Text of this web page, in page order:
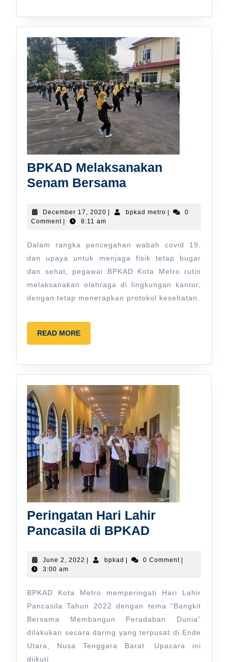
BPKAD Melaksanakan
Senam BersamaBPKAD
Senam
December 17, 2020 Decemberbpkad metrobpkad0
Comment
8:11 am
Dalam rangka pencegahan wabah covid 19,
dan upaya untuk menjaga fisik tetap bugar
dan sehat, pegawai BPKAD Kota Metro rutin
melaksanakan olahraga di lingkungan kantor,
dengan tetap menerapkan protokol kesehatan.
READ MOREREAD
MORE
Peringatan Hari Lahir
Pancasila di BPKAD
Lahir
di
BPKAD
June 2, 2022 June
bpkad bpkad0 Comment
3:00 am
BPKAD Kota Metro memperingati Hari Lahir
Pancasila Tahun 2022 dengan tema “Bangkit
Bersama Membangun Peradaban Dunia”
dilakukan secara daring yang terpusat di Ende
Utara, Nusa Tenggara Barat. Upacara ini
diikuti